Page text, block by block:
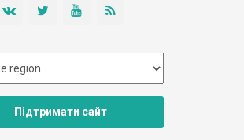
Підтримати сайт